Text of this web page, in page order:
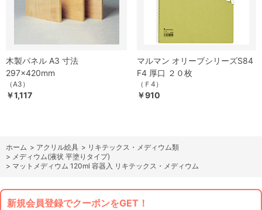
木製パネル A3 寸法
297×420mm
（A3）
￥1,117
マルマン オリーブシリーズS84
F4 厚口 ２０枚
（Ｆ4）
￥910
ホーム > アクリル絵具 > リキテックス・メディウム類
> メディウム(液状 平塗りタイプ)
> マットメディウム 120ml 容器入 リキテックス・メディウム
新規会員登録でクーポンをGET！